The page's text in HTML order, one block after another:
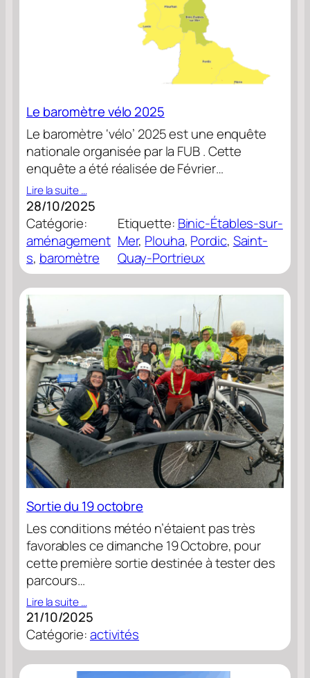
Le baromètre vélo 2025
Le baromètre ‘vélo’ 2025 est une enquête
nationale organisée par la FUB . Cette
enquête a été réalisée de Février…
Lire la suite …
28/10/2025
Catégorie:
aménagement
s, baromètre
Etiquette: Binic-Étables-sur-
Mer, Plouha, Pordic, Saint-
Quay-Portrieux
Sortie du 19 octobre
Les conditions météo n’étaient pas très
favorables ce dimanche 19 Octobre, pour
cette première sortie destinée à tester des
parcours…
Lire la suite …
21/10/2025
Catégorie:activités